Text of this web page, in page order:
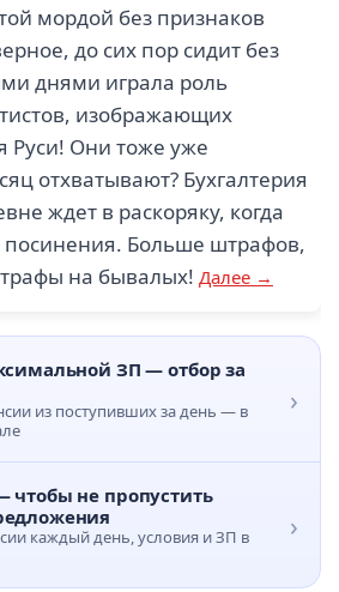
мордой без признаков
до сих пор сидит без
днями играла роль
изображающих
Руси! Они тоже уже
отхватывают? Бухгалтерия
ждет в раскоряку, когда
посинения. Больше штрафов,
на бывалых! Далее →
ЗП — отбор за
из поступивших за день — в
›
чтобы не пропустить
каждый день, условия и ЗП в
›